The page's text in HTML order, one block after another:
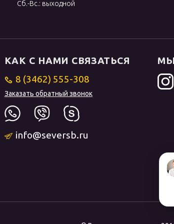
Сб.-Вс.: выходной
КАК С НАМИ СВЯЗАТЬСЯ
8 (3462) 555-308
Заказать обратный звонок
info@seversb.ru